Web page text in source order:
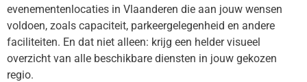
evenementenlocaties in Vlaanderen die aan jouw wensen
voldoen, zoals capaciteit, parkeergelegenheid en andere
faciliteiten. En dat niet alleen: krijg een helder visueel
overzicht van alle beschikbare diensten in jouw gekozen
regio.